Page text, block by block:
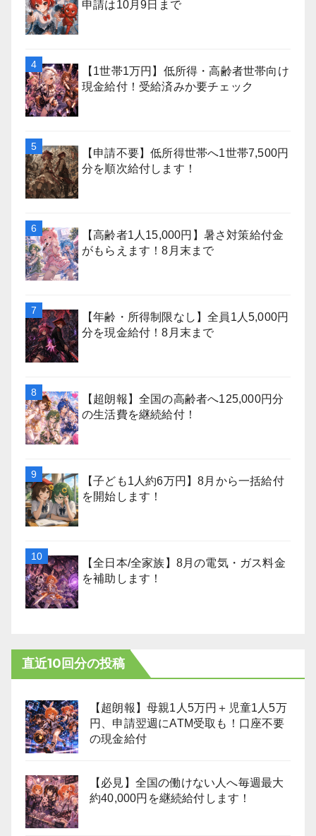
申請は10月9日まで
【1世帯1万円】低所得・高齢者世帯向け
現金給付！受給済みか要チェック
【申請不要】低所得世帯へ1世帯7,500円
分を順次給付します！
【高齢者1人15,000円】暑さ対策給付金
がもらえます！8月末まで
【年齢・所得制限なし】全員1人5,000円
分を現金給付！8月末まで
【超朗報】全国の高齢者へ125,000円分
の生活費を継続給付！
【子ども1人約6万円】8月から一括給付
を開始します！
【全日本/全家族】8月の電気・ガス料金
を補助します！
直近10回分の投稿
【超朗報】母親1人5万円＋児童1人5万
円、申請翌週にATM受取も！口座不要
の現金給付
【必見】全国の働けない人へ毎週最大
約40,000円を継続給付します！